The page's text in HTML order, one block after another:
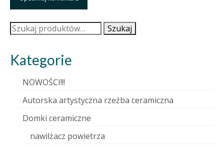
Szukaj: Szukaj
Kategorie
NOWOŚCI!!!
Autorska artystyczna rzeźba ceramiczna
Domki ceramiczne
nawilżacz powietrza